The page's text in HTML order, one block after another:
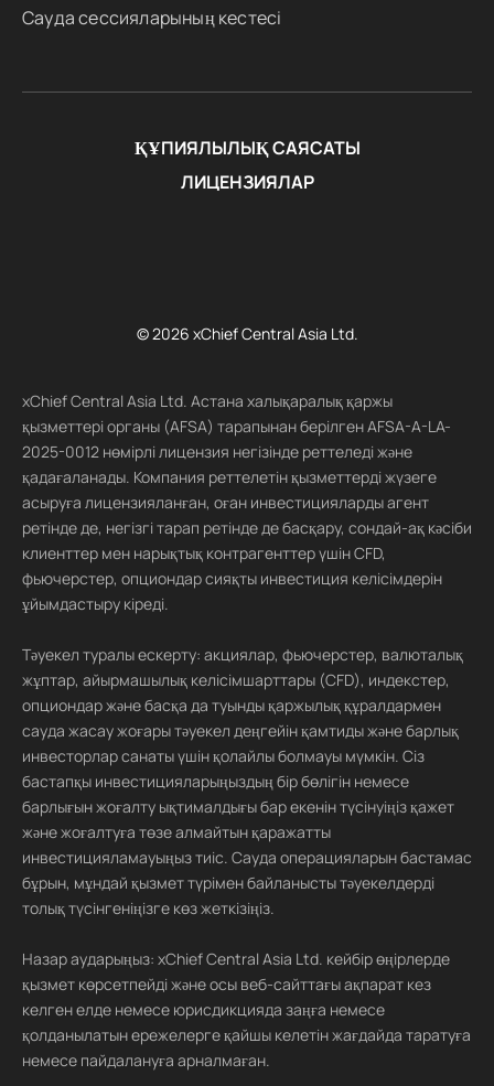
Сауда сессияларының кестесі
ҚҰПИЯЛЫЛЫҚ САЯСАТЫ
ЛИЦЕНЗИЯЛАР
© 2026 xChief Central Asia Ltd.
xChief Central Asia Ltd. Астана халықаралық қаржы
қызметтері органы (AFSA) тарапынан берілген AFSA-A-LA-
2025-0012 нөмірлі лицензия негізінде реттеледі және
қадағаланады. Компания реттелетін қызметтерді жүзеге
асыруға лицензияланған, оған инвестицияларды агент
ретінде де, негізгі тарап ретінде де басқару, сондай-ақ кәсіби
клиенттер мен нарықтық контрагенттер үшін CFD,
фьючерстер, опциондар сияқты инвестиция келісімдерін
ұйымдастыру кіреді.
Тәуекел туралы ескерту: акциялар, фьючерстер, валюталық
жұптар, айырмашылық келісімшарттары (CFD), индекстер,
опциондар және басқа да туынды қаржылық құралдармен
сауда жасау жоғары тәуекел деңгейін қамтиды және барлық
инвесторлар санаты үшін қолайлы болмауы мүмкін. Сіз
бастапқы инвестицияларыңыздың бір бөлігін немесе
барлығын жоғалту ықтималдығы бар екенін түсінуіңіз қажет
және жоғалтуға төзе алмайтын қаражатты
инвестицияламауыңыз тиіс. Сауда операцияларын бастамас
бұрын, мұндай қызмет түрімен байланысты тәуекелдерді
толық түсінгеніңізге көз жеткізіңіз.
Назар аударыңыз: xChief Central Asia Ltd. кейбір өңірлерде
қызмет көрсетпейді және осы веб-сайттағы ақпарат кез
келген елде немесе юрисдикцияда заңға немесе
қолданылатын ережелерге қайшы келетін жағдайда таратуға
немесе пайдалануға арналмаған.